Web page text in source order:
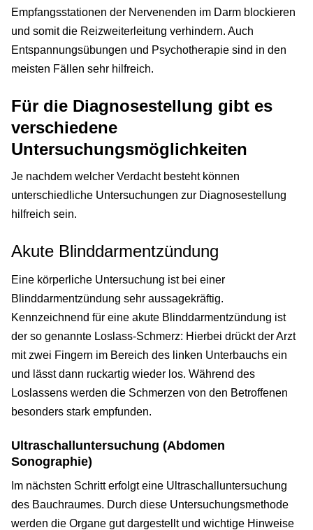
Empfangsstationen der Nervenenden im Darm blockieren
und somit die Reizweiterleitung verhindern. Auch
Entspannungsübungen und Psychotherapie sind in den
meisten Fällen sehr hilfreich.
Für die Diagnosestellung gibt es
verschiedene
Untersuchungsmöglichkeiten
Je nachdem welcher Verdacht besteht können
unterschiedliche Untersuchungen zur Diagnosestellung
hilfreich sein.
Akute Blinddarmentzündung
Eine körperliche Untersuchung ist bei einer
Blinddarmentzündung sehr aussagekräftig.
Kennzeichnend für eine akute Blinddarmentzündung ist
der so genannte Loslass-Schmerz: Hierbei drückt der Arzt
mit zwei Fingern im Bereich des linken Unterbauchs ein
und lässt dann ruckartig wieder los. Während des
Loslassens werden die Schmerzen von den Betroffenen
besonders stark empfunden.
Ultraschalluntersuchung (Abdomen
Sonographie)
Im nächsten Schritt erfolgt eine Ultraschalluntersuchung
des Bauchraumes. Durch diese Untersuchungsmethode
werden die Organe gut dargestellt und wichtige Hinweise